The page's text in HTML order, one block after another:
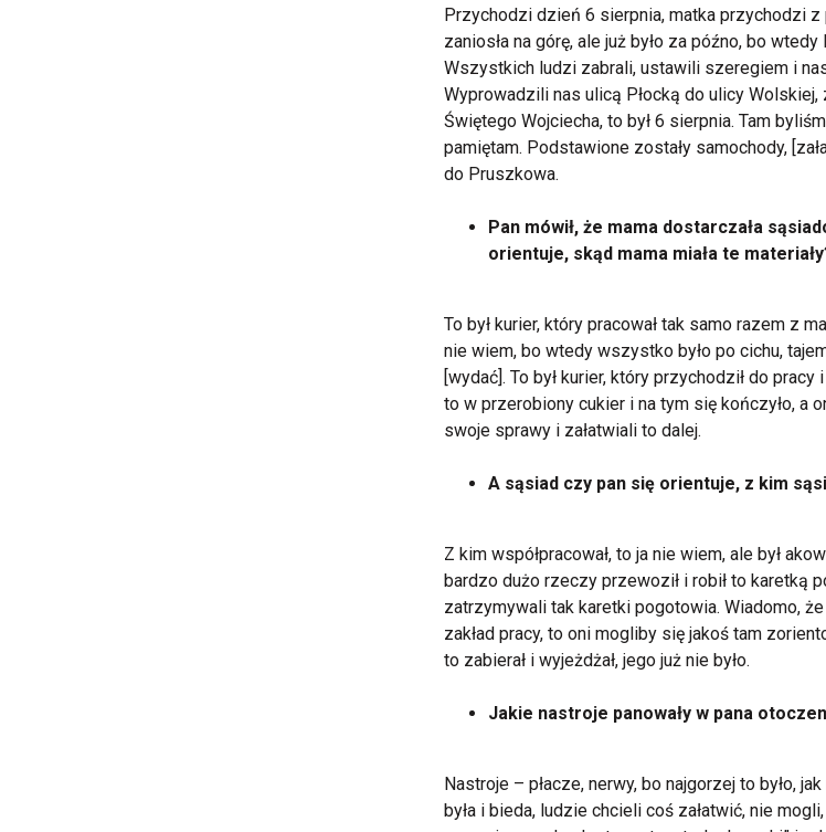
Przychodzi dzień 6 sierpnia, matka przychodzi z
zaniosła na górę, ale już było za późno, bo wtedy
Wszystkich ludzi zabrali, ustawili szeregiem i
Wyprowadzili nas ulicą Płocką do ulicy Wolskiej,
Świętego Wojciecha, to był 6 sierpnia. Tam
pamiętam. Podstawione zostały samochody,
do Pruszkowa.
Pan mówił, że mama dostarczała
orientuje, skąd mama miała te
To był kurier, który pracował tak samo razem z
nie wiem, bo wtedy wszystko było po cichu,
[wydać]. To był kurier, który przychodził do
to w przerobiony cukier i na tym się kończyło, a
swoje sprawy i załatwiali to dalej.
A sąsiad czy pan się orientuje, z kim
Z kim współpracował, to ja nie wiem, ale był
bardzo dużo rzeczy przewoził i robił to karetką
zatrzymywali tak karetki pogotowia. Wiadomo,
zakład pracy, to oni mogliby się jakoś tam
to zabierał i wyjeżdżał, jego już nie było.
Jakie nastroje panowały w pana
Nastroje – płacze, nerwy, bo najgorzej to było,
była i bieda, ludzie chcieli coś załatwić, nie